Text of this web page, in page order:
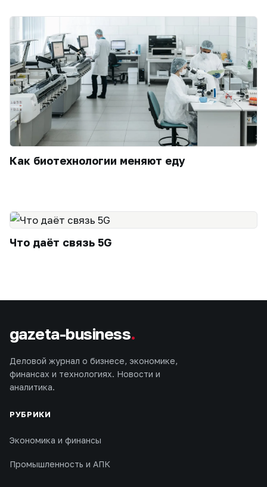
Как биотехнологии меняют еду
Что даёт связь 5G
gazeta-business.
Деловой журнал о бизнесе, экономике,
финансах и технологиях. Новости и
аналитика.
РУБРИКИ
Экономика и финансы
Промышленность и АПК